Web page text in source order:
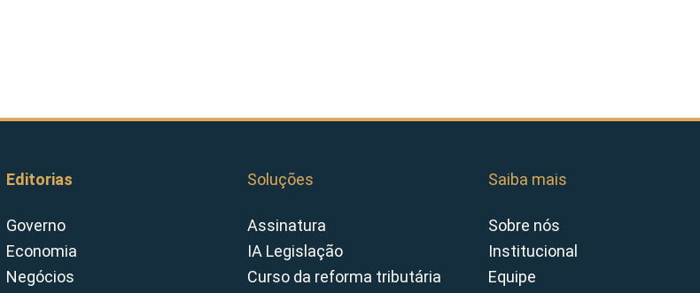
Editorias
Governo
Economia
Negócios
Soluções
Assinatura
IA Legislação
Curso da reforma tributária
Saiba mais
Sobre nós
Institucional
Equipe